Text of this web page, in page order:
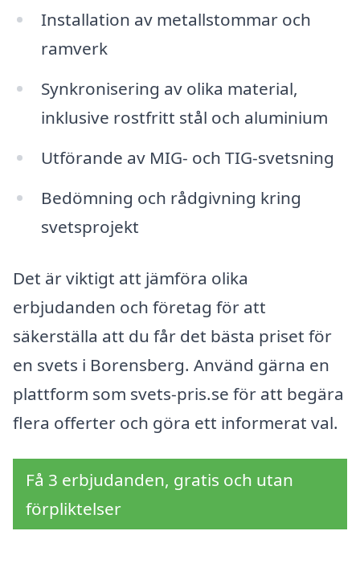
Installation av metallstommar och
ramverk
Synkronisering av olika material,
inklusive rostfritt stål och aluminium
Utförande av MIG- och TIG-svetsning
Bedömning och rådgivning kring
svetsprojekt
Det är viktigt att jämföra olika
erbjudanden och företag för att
säkerställa att du får det bästa priset för
en svets i Borensberg. Använd gärna en
plattform som svets-pris.se för att begära
flera offerter och göra ett informerat val.
Få 3 erbjudanden, gratis och utan
förpliktelser